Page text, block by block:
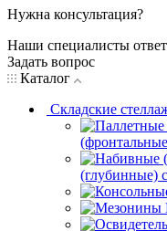
Нужна консультация?
Наши специалисты
Задать вопрос
Каталог
Складские
(глубинные)